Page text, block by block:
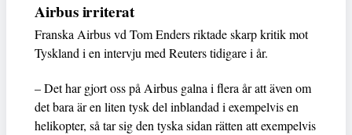
Airbus irriterat
Franska Airbus vd Tom Enders riktade skarp kritik mot
Tyskland i en intervju med Reuters tidigare i år.
– Det har gjort oss på Airbus galna i flera år att även om
det bara är en liten tysk del inblandad i exempelvis en
helikopter, så tar sig den tyska sidan rätten att exempelvis